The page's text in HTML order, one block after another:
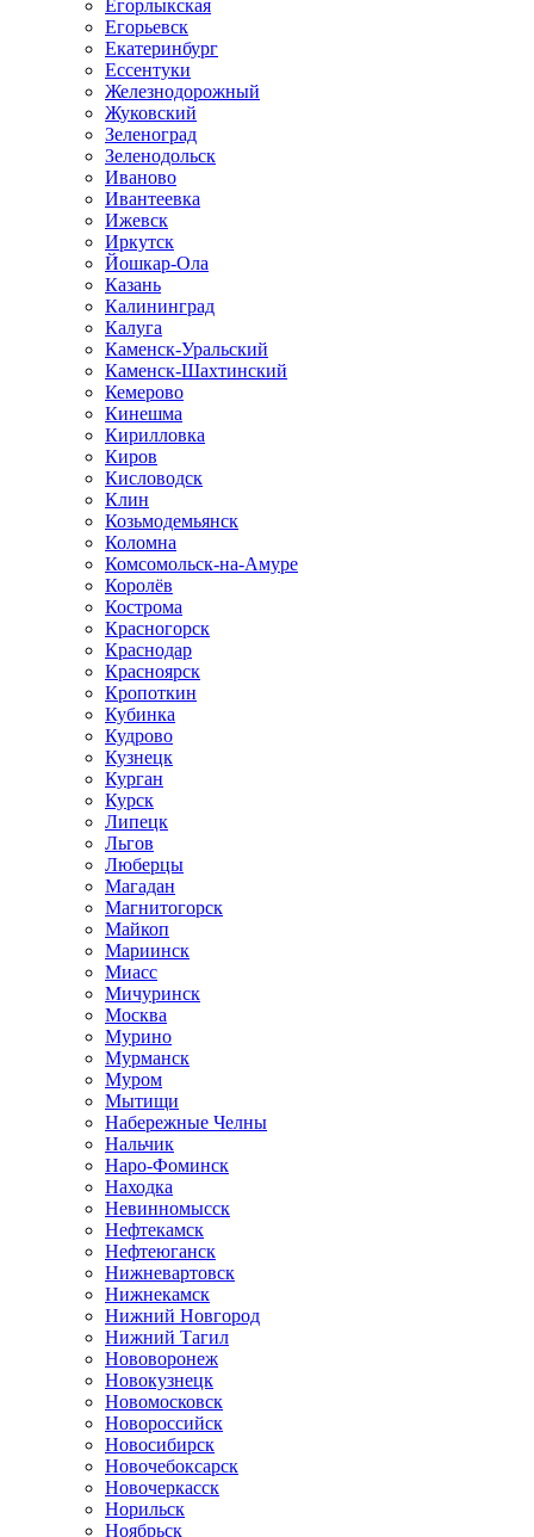
Егорлыкская
Егорьевск
Екатеринбург
Ессентуки
Железнодорожный
Жуковский
Зеленоград
Зеленодольск
Иваново
Ивантеевка
Ижевск
Иркутск
Йошкар-Ола
Казань
Калининград
Калуга
Каменск-Уральский
Каменск-Шахтинский
Кемерово
Кинешма
Кирилловка
Киров
Кисловодск
Клин
Козьмодемьянск
Коломна
Комсомольск-на-Амуре
Королёв
Кострома
Красногорск
Краснодар
Красноярск
Кропоткин
Кубинка
Кудрово
Кузнецк
Курган
Курск
Липецк
Льгов
Люберцы
Магадан
Магнитогорск
Майкоп
Мариинск
Миасс
Мичуринск
Москва
Мурино
Мурманск
Муром
Мытищи
Набережные Челны
Нальчик
Наро-Фоминск
Находка
Невинномысск
Нефтекамск
Нефтеюганск
Нижневартовск
Нижнекамск
Нижний Новгород
Нижний Тагил
Нововоронеж
Новокузнецк
Новомосковск
Новороссийск
Новосибирск
Новочебоксарск
Новочеркасск
Норильск
Ноябрьск